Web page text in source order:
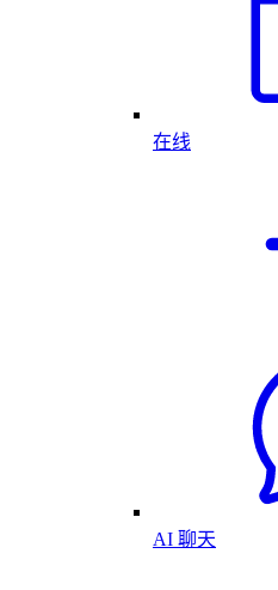
在线
AI 聊天